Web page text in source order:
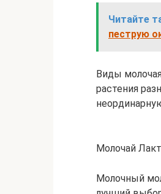
Читайте
пеструю
Виды
растения
Молочай
Молочный